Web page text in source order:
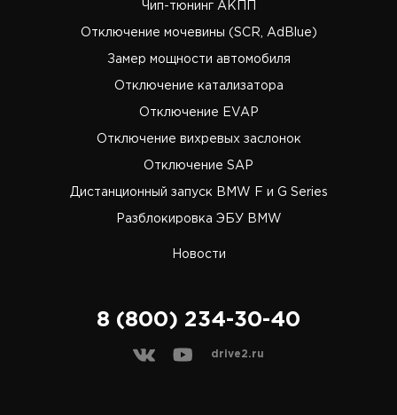
Новости
Чип-тюнинг АКПП
Отключение мочевины (SCR, AdBlue)
Замер мощности автомобиля
Отключение катализатора
Отключение EVAP
Отключение вихревых заслонок
Отключение SAP
Дистанционный запуск BMW F и G Series
Разблокировка ЭБУ BMW
8 (800) 234-30-40
drive2.ru